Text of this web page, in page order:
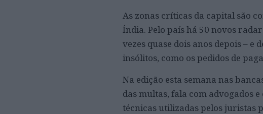
As zonas críticas da capital são
Índia. Pelo país há 50 novos
vezes quase dois anos depois – e
insólitos, como os pedidos de
Na edição esta semana nas
das multas, fala com advogados
técnicas utilizadas pelos juristas